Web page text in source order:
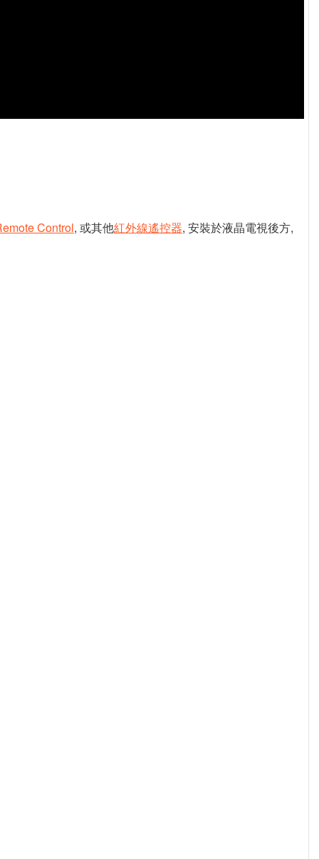
Control, 或其他紅外線遙控器, 安裝於液晶電視後方,